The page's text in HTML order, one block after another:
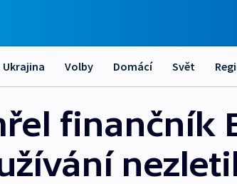
Ukrajina Volby Domácí Svět
finančník